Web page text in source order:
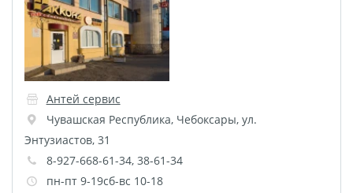
Печать на CD/DVD
Металлическая
пластина
Фото на медали
Коврик для мыши
Фото на брелках
Фото на часах
Фото на подушке
Антей сервис
Чувашская Республика, Чебоксары, ул.
Энтузиастов, 31
8-927-668-61-34, 38-61-34
пн-пт 9-19сб-вс 10-18